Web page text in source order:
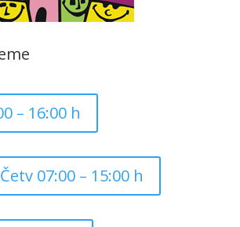
– 16:00 h
07:00 – 15:00 h